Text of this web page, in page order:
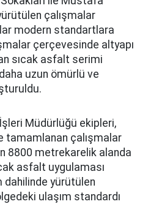
çalışmalar
modern standartlara
çerçevesinde altyapı
sıcak asfalt serimi
uzun ömürlü ve
Müdürlüğü ekipleri,
tamamlanan çalışmalar
8800 metrekarelik alanda
asfalt uygulaması
yürütülen
ulaşım standardı